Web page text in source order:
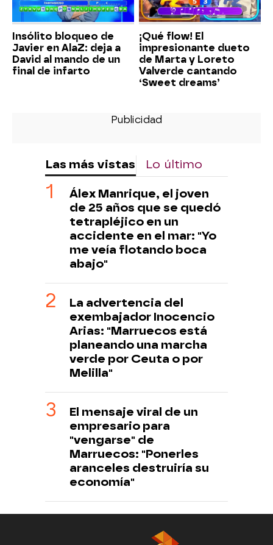
Insólito bloqueo de
Javier en AlaZ: deja a
David al mando de un
final de infarto
¡Qué flow! El
impresionante dueto
de Marta y Loreto
Valverde cantando
‘Sweet dreams’
Las más vistas Lo último
Álex Manrique, el joven
de 25 años que se quedó
tetrapléjico en un
accidente en el mar: "Yo
me veía flotando boca
abajo"
La advertencia del
exembajador Inocencio
Arias: "Marruecos está
planeando una marcha
verde por Ceuta o por
Melilla"
El mensaje viral de un
empresario para
"vengarse" de
Marruecos: "Ponerles
aranceles destruiría su
economía"